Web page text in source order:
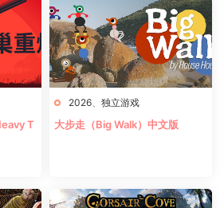
T
2026、 独立游戏
大步走（Big Walk）中文版